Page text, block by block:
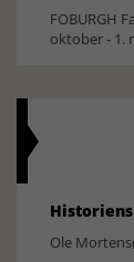
FOBURGH
oktober - 1.
Historiens
Ole